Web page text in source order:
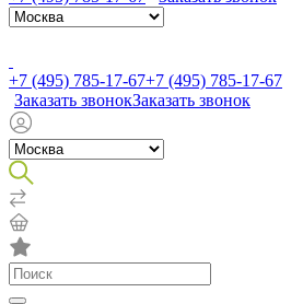
+7 (495) 785-17-67+7 (495) 785-17-67
Заказать звонокЗаказать звонок